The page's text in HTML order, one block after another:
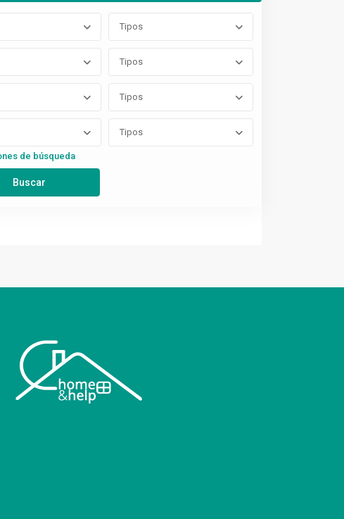
Tipos
Tipos
Tipos
Tipos
de búsqueda